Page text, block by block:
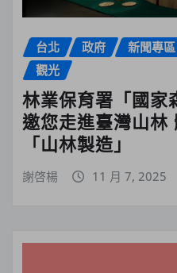
台北 政府 新聞專區
觀光
林業保育署「國家
邀您走進臺灣山林
「山林製造」
謝啓楊 11 月 7, 2025